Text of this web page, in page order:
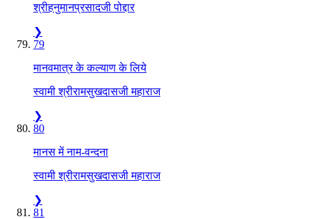
श्रीहनुमानप्रसादजी पोद्दार
❯
79
मानवमात्र के कल्याण के लिये
स्वामी श्रीरामसुखदासजी महाराज
❯
80
मानस में नाम-वन्दना
स्वामी श्रीरामसुखदासजी महाराज
❯
81